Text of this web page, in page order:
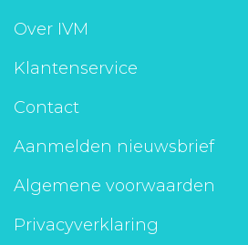
Aanmelden nieuwsbrief
Toegang
Over IVM
Klantenservice
Contact
Aanmelden nieuwsbrief
Algemene voorwaarden
Privacyverklaring